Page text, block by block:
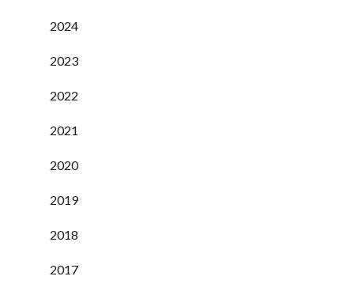
2024
2023
2022
2021
2020
2019
2018
2017